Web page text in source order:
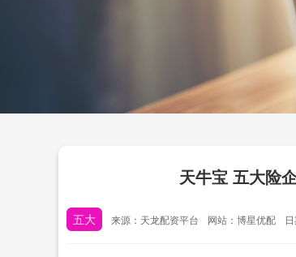
天牛宝 五大险
五大 来源：天龙配资平台 网站：博星优配